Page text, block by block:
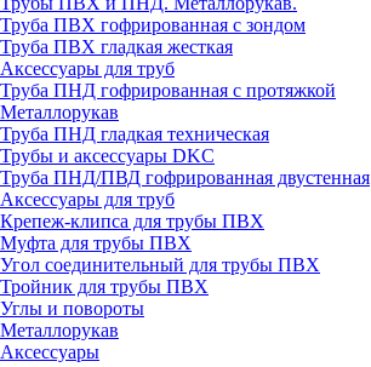
Труба ПВХ гофрированная с зондом
Труба ПВХ гладкая жесткая
Аксессуары для труб
Труба ПНД гофрированная с протяжкой
Металлорукав
Труба ПНД гладкая техническая
Трубы и аксессуары DKC
Труба ПНД/ПВД гофрированная двустенная
Аксессуары для труб
Крепеж-клипса для трубы ПВХ
Муфта для трубы ПВХ
Угол соединительный для трубы ПВХ
Тройник для трубы ПВХ
Углы и повороты
Металлорукав
Аксессуары